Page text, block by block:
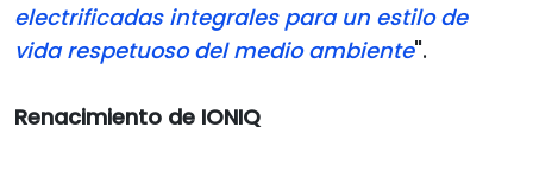
electrificadas integrales para un estilo de
vida respetuoso del medio ambiente".
Renacimiento de IONIQ